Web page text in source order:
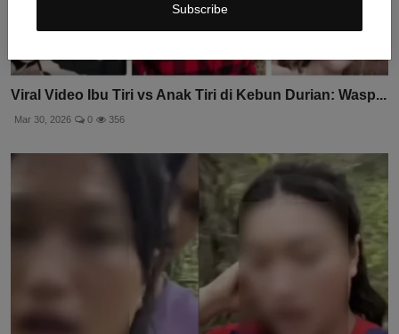
Subscribe
Viral Video Ibu Tiri vs Anak Tiri di Kebun Durian: Wasp...
Mar 30, 2026 0 356